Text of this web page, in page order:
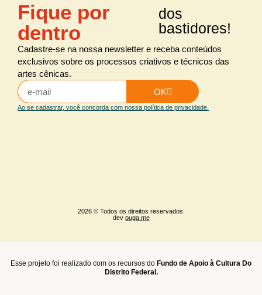
2026 © Todos os direitos reservados.
dev puga.me
dos
bastidores!
Fique por
dentro
Cadastre-se na nossa newsletter e receba conteúdos
exclusivos sobre os processos criativos e técnicos das
artes cênicas.
OK
Ao se cadastrar, você concorda com nossa política de privacidade.
Esse projeto foi realizado com os recursos do Fundo de Apoio à Cultura Do
Distrito Federal.